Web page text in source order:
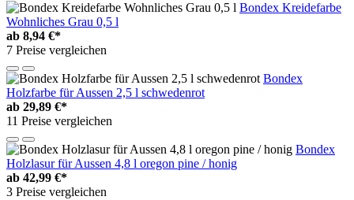
Bondex Kreidefarbe
Wohnliches Grau 0,5 l
ab 8,94 €*
7 Preise vergleichen
Bondex
Holzfarbe für Aussen 2,5 l schwedenrot
ab 29,89 €*
11 Preise vergleichen
Bondex
Holzlasur für Aussen 4,8 l oregon pine / honig
ab 42,99 €*
3 Preise vergleichen